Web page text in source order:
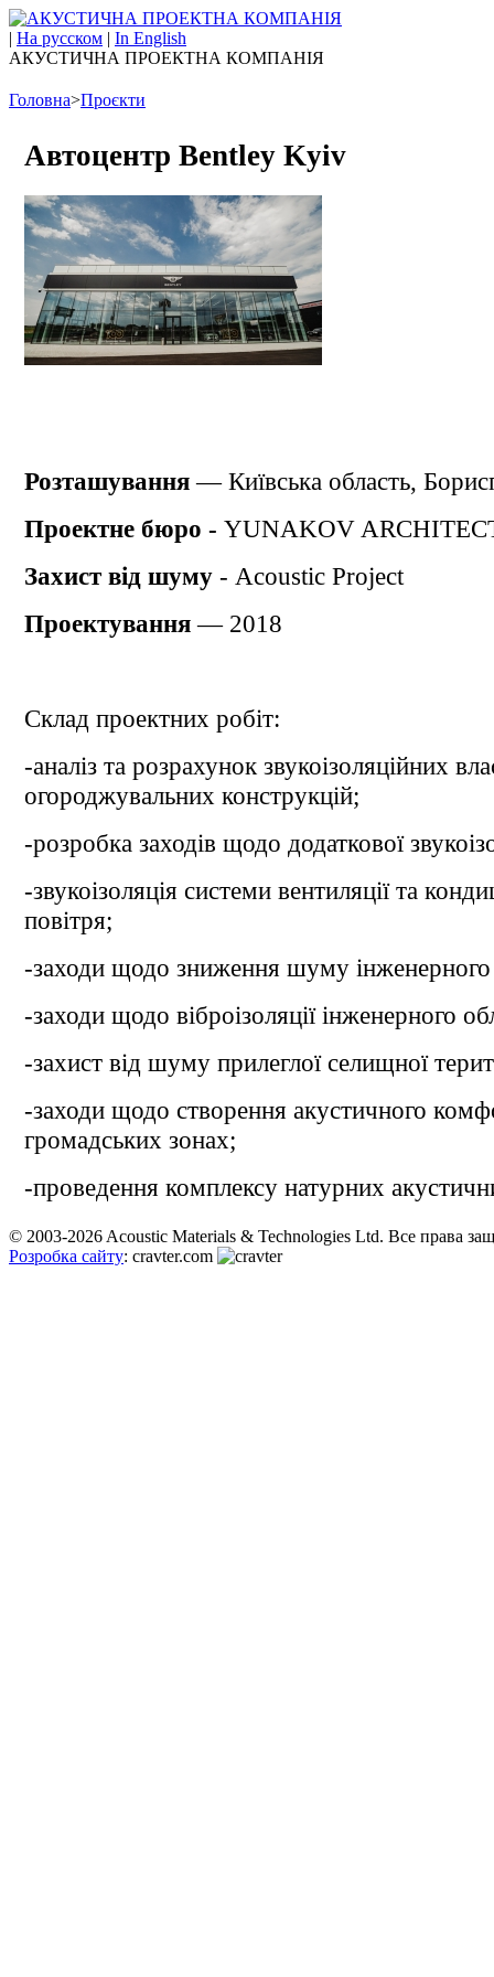
| На русском | In English
АКУСТИЧНА ПРОЕКТНА КОМПАНІЯ
Головна>Проєкти
Автоцентр Bentley Kyiv
Розташування— Київська область,
Проектне бюро - YUNAKOV
Захист від шуму - Acoustic Project
Проектування— 2018
Склад проектних робіт:
-аналіз та розрахунок звукоізоляційних
огороджувальних конструкцій;
-розробка заходів щодо додаткової
-звукоізоляція системи вентиляції та
повітря;
-заходи щодо зниження шуму
-заходи щодо віброізоляції інженерного
-захист від шуму прилеглої селищної
-заходи щодо створення акустичного
громадських зонах;
-проведення комплексу натурних
© 2003-2026 Acoustic Materials & Technologies Ltd. Все права
Розробка сайту: cravter.com